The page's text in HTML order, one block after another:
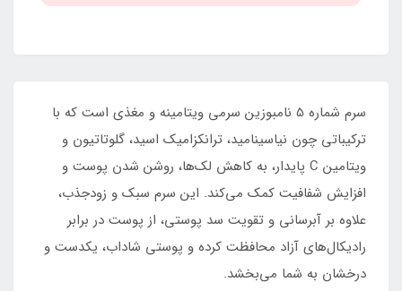
سرم شماره 5 نامبوزین سرمی ویتامینه و مغذی است که با
ترکیباتی چون نیاسینامید، ترانکزامیک اسید، گلوتاتیون و
ویتامین C پایدار، به کاهش لک‌ها، روشن شدن پوست و
افزایش شفافیت کمک می‌کند. این سرم سبک و زودجذب،
علاوه بر آبرسانی و تقویت سد پوستی، از پوست در برابر
رادیکال‌های آزاد محافظت کرده و پوستی شاداب، یکدست و
درخشان به شما می‌بخشد.